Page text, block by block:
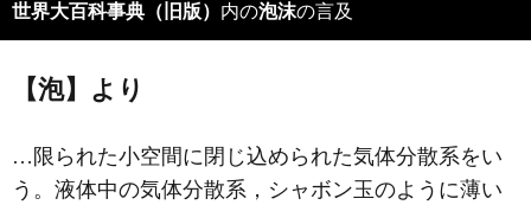
世界大百科事典（旧版） 内の泡沫の言及
【泡】より
…限られた小空間に閉じ込められた気体分散系をい
う。液体中の気体分散系，シャボン玉のように薄い